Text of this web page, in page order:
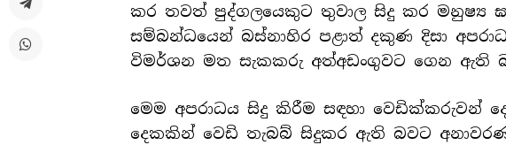
කර තවත් පුද්ගලයෙකුට තුවාල සිදු කර මනුෂ්‍ය
සම්බන්ධයෙන් බස්නාහිර පළාත් දකුණ දිසා
විමර්ශන මත සැකකරු අත්අඩංගුවට ගෙන ඇති
මෙම අපරාධය සිදු කිරීම සඳහා වෙඩික්කරුවන්
දෙකකින් වෙඩි තැබබ් සිදුකර ඇති බවට